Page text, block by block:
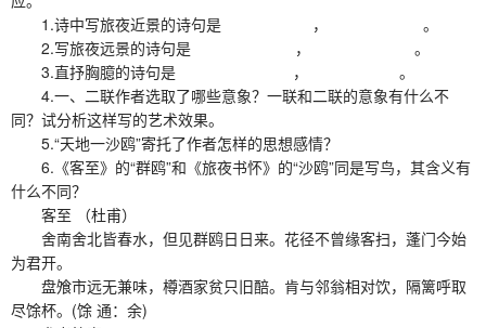
1.诗中写旅夜近景的诗句是 ， 。
2.写旅夜远景的诗句是 ， 。
3.直抒胸臆的诗句是 ， 。
4.一、二联作者选取了哪些意象？一联和二联的意象有什么不
同？试分析这样写的艺术效果。
5.“天地一沙鸥”寄托了作者怎样的思想感情？
6.《客至》的“群鸥”和《旅夜书怀》的“沙鸥”同是写鸟，其含义有
什么不同？
客至 （杜甫）
舍南舍北皆春水，但见群鸥日日来。花径不曾缘客扫，蓬门今始
为君开。
盘飧市远无兼味，樽酒家贫只旧醅。肯与邻翁相对饮，隔篱呼取
尽馀杯。(馀 通：余)